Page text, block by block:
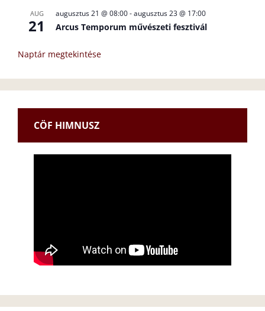
AUG
21
augusztus 21 @ 08:00-augusztus 23 @ 17:00
Arcus Temporum művészeti fesztivál
Naptár megtekintése
CÖF HIMNUSZ